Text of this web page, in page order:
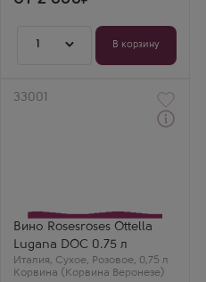
1 В корзину
Артикул
33001
Вино Rosesroses Ottella
Lugana DOC 0.75 л
Италия, Сухое, Розовое, 0,75 л
Корвина (Корвина Веронезе)
Сорт винограда
Корвина (Корвина
Веронезе)
Страна
Италия
Регион